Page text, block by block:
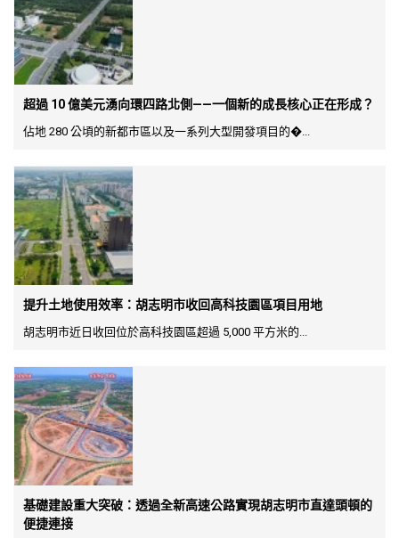
超過 10 億美元湧向環四路北側——一個新的成長核心正在形成？
佔地 280 公頃的新都市區以及一系列大型開發項目的�...
提升土地使用效率：胡志明市收回高科技園區項目用地
胡志明市近日收回位於高科技園區超過 5,000 平方米的...
基礎建設重大突破：透過全新高速公路實現胡志明市直達頭頓的
便捷連接